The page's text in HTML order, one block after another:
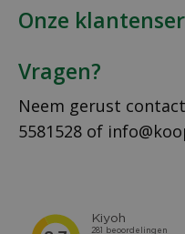
Onze
Vragen?
Neem gerust
5581528 of